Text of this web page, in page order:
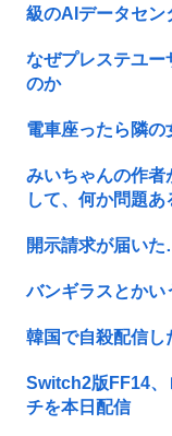
級のAIデータセン
なぜプレステユー
のか
電車座ったら隣の
みいちゃんの作者
して、何か問題あ
開示請求が届い
バンギラスとかい
韓国で自殺配信し
Switch2版FF14、
チを本日配信